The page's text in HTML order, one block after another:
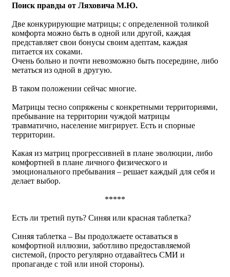
Поиск правды от Ляховича М.Ю.
Две конкурирующие матрицы; с определенной толикой
комфорта можно быть в одной или другой, каждая
представляет свои бонусы своим адептам, каждая
питается их соками.
Очень больно и почти невозможно быть посередине, либо
метаться из одной в другую.
В таком положении сейчас многие.
Матрицы тесно сопряжены с конкретными территориями,
пребывание на территории чуждой матрицы
травматично, население мигрирует. Есть и спорные
территории.
Какая из матриц прогрессивней в плане эволюции, либо
комфортней в плане личного физического и
эмоционального пребывания – решает каждый для себя и
делает выбор.
*****
Есть ли третий путь? Синяя или красная таблетка?
Синяя таблетка – Вы продолжаете оставаться в
комфортной иллюзии, заботливо предоставляемой
системой, (просто регулярно отдавайтесь СМИ и
пропаганде с той или иной стороны).